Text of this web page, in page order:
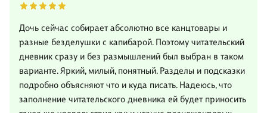
Дочь сейчас собирает абсолютно все канцтовары и
разные безделушки с капибарой. Поэтому читательский
дневник сразу и без размышлений был выбран в таком
варианте. Яркий, милый, понятный. Разделы и подсказки
подробно объясняют что и куда писать. Надеюсь, что
заполнение читательского дневника ей будет приносить